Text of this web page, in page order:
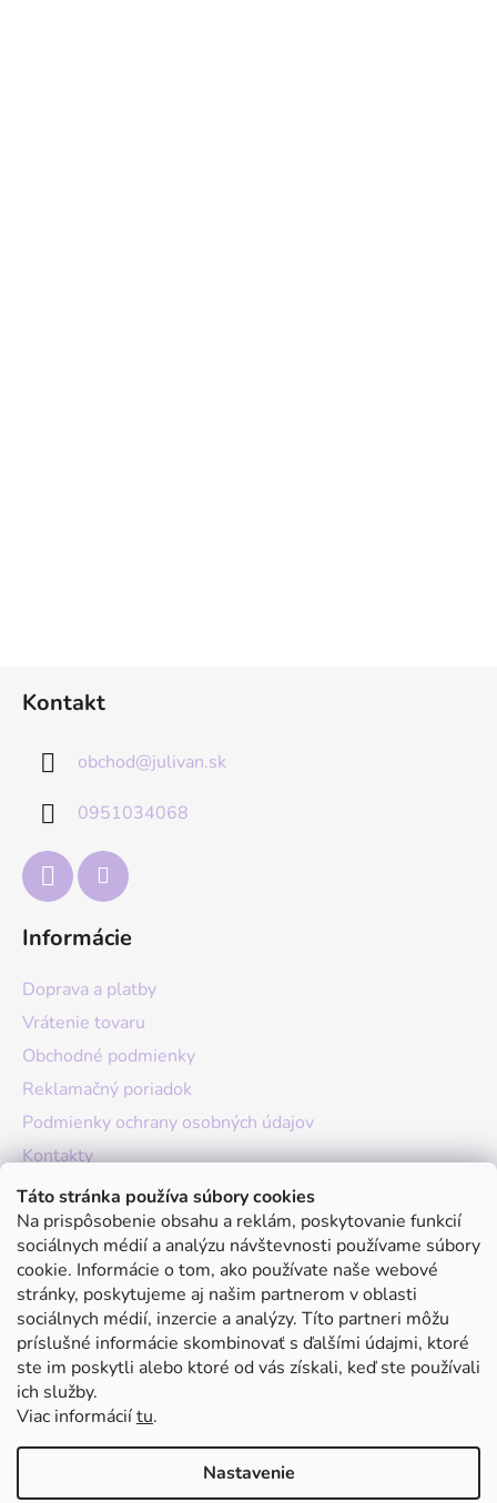
Táto stránka používa súbory cookies
Na prispôsobenie obsahu a reklám, poskytovanie funkcií
sociálnych médií a analýzu návštevnosti používame súbory
cookie. Informácie o tom, ako používate naše webové
stránky, poskytujeme aj našim partnerom v oblasti
sociálnych médií, inzercie a analýzy. Títo partneri môžu
príslušné informácie skombinovať s ďalšími údajmi, ktoré
ste im poskytli alebo ktoré od vás získali, keď ste používali
ich služby.
Viac informáciítu.
Nastavenie
Kontakt
obchod@julivan.sk
0951034068
Informácie
Doprava a platby
Vrátenie tovaru
Obchodné podmienky
Reklamačný poriadok
Podmienky ochrany osobných údajov
Kontakty
O nás
Hodnotenie obchodu
Moja objednávka
Instagram